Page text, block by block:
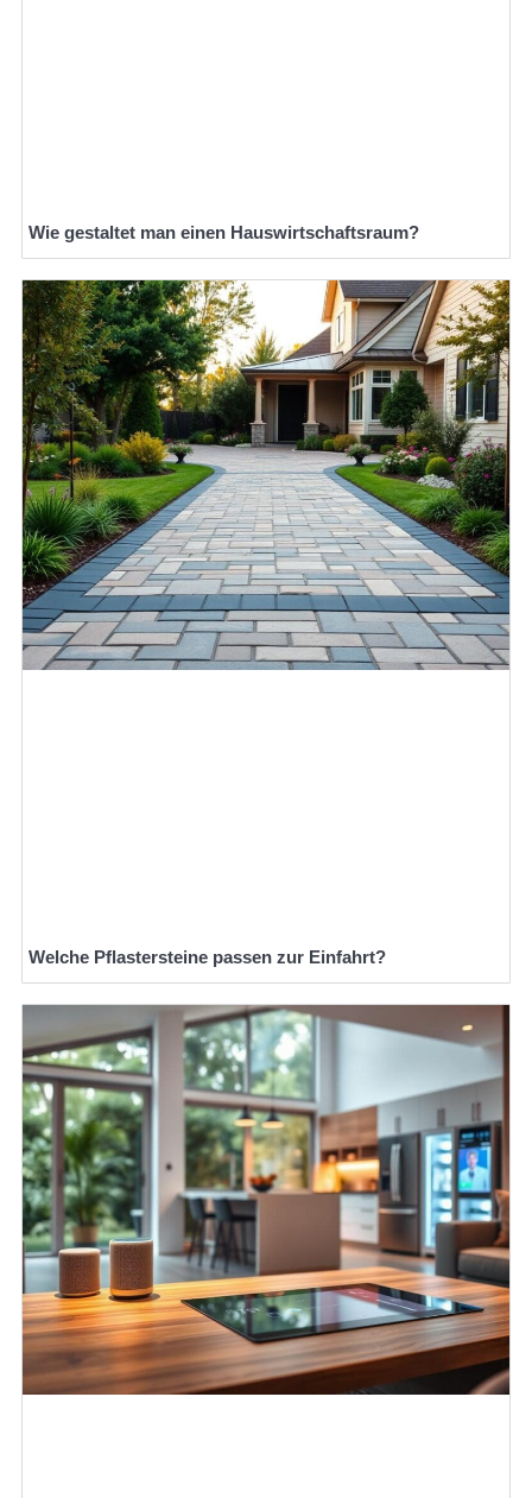
Wie gestaltet man einen Hauswirtschaftsraum?
Welche Pflastersteine passen zur Einfahrt?